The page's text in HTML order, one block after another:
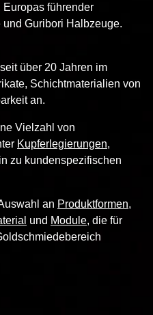
Europas führender
und Guribori Halbzeuge.
über 20 Jahren im
Schichtmaterialien von
an.
Vielzahl von
Kupferlegierungen,
zu kundenspezifischen
an Produktformen,
und Module, die für